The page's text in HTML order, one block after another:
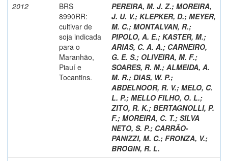
2012
BRS
8990RR:
cultivar de
soja indicada
para o
Maranhão,
Piauí e
Tocantins.
PEREIRA, M. J. Z.; MOREIRA,
J. U. V.; KLEPKER, D.; MEYER,
M. C.; MONTALVAN, R.;
PIPOLO, A. E.; KASTER, M.;
ARIAS, C. A. A.; CARNEIRO,
G. E. S.; OLIVEIRA, M. F.;
SOARES, R. M.; ALMEIDA, A.
M. R.; DIAS, W. P.;
ABDELNOOR, R. V.; MELO, C.
L. P.; MELLO FILHO, O. L.;
ZITO, R. K.; BERTAGNOLLI, P.
F.; MOREIRA, C. T.; SILVA
NETO, S. P.; CARRÃO-
PANIZZI, M. C.; FRONZA, V.;
BROGIN, R. L.